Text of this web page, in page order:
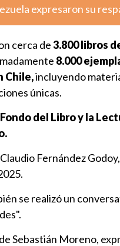
expresaron su
cerca de3.800 libros
8.000
Chile,incluyendo
únicas.
Fondo del Libro y la
Fernández
se realizó un
Sebastián Moreno,